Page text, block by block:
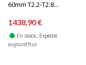
60mm T2.2-T2.8...
1438,90 €
En stock, Expédié
aujourd'hui